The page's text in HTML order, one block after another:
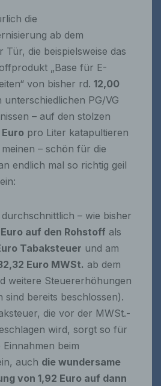
die
ab dem
Tür, die beispielsweise das
„Base für E-
von bisher rd. 12,00
unterschiedlichen PG/VG
– auf den stolzen
pro Liter katapultieren
– schön für die
endlich mal so richtig geil
– wie bisher
auf den Rohstoff als
Tabaksteuer und am
Euro MWSt. ab dem
weitere Steuererhöhungen
sind bereits beschlossen).
die vor der MWSt.-
wird, sorgt so für
beim
auch die wundersame
von 1,92 Euro auf dann